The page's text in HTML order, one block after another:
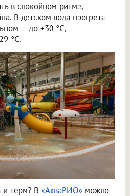
в спокойном ритме,
В детском вода прогрета
— до +30 °C,
°C.
и терм? В «АкваРИО» можно